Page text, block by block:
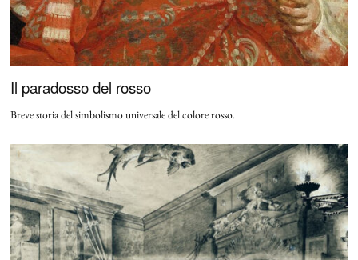
Il paradosso del rosso
Breve storia del simbolismo universale del colore rosso.